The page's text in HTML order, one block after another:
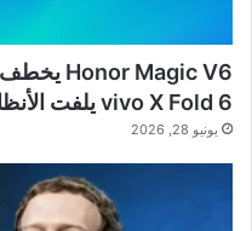
vivo X Fold 6 يلفت الأنظار
يونيو 28, 2026